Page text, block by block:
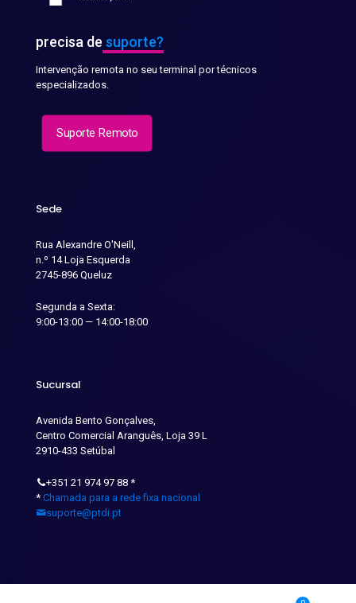
precisa de suporte?
Intervenção remota no seu terminal por técnicos
especializados.
Suporte Remoto
Sede
Rua Alexandre O'Neill,
n.º 14 Loja Esquerda
2745-896 Queluz
Segunda a Sexta:
9:00-13:00 — 14:00-18:00
Sucursal
Avenida Bento Gonçalves,
Centro Comercial Aranguês, Loja 39 L
2910-433 Setúbal
+351 21 974 97 88 *
* Chamada para a rede fixa nacional
suporte@ptdi.pt